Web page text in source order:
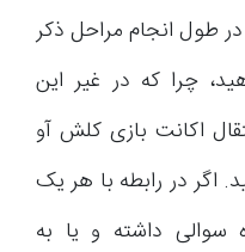
طول انجام مراحل ذکر
چرا که در غیر این
اکانت بازی کلش آو
اگر در رابطه با هر یک
داشته و یا به